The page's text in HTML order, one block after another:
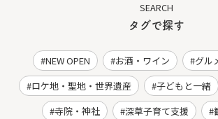
SEARCH
タグで探す
NEW OPEN お酒・ワイン
グル
ロケ地・聖地・世界遺産
子どもと一緒
寺院・神社
深草子育て支援